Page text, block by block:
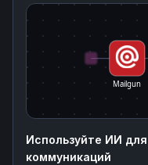
Mailgun
Используйте ИИ
коммуникаций